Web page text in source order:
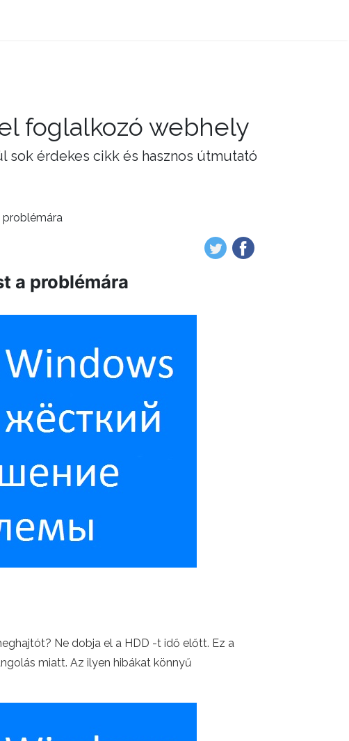
foglalkozó webhely
érdekes cikk és hasznos útmutató
a problémára
Ne dobja el a HDD -t idő előtt. Ez a
miatt. Az ilyen hibákat könnyű